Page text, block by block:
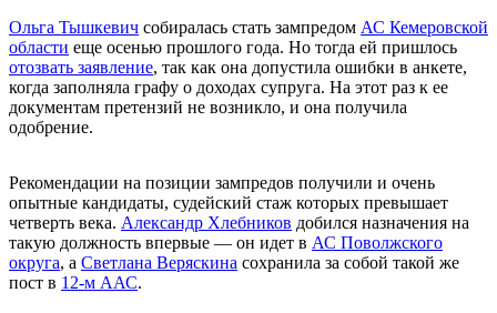
Ольга Тышкевич собиралась стать зампредом АС Кемеровской
области еще осенью прошлого года. Но тогда ей пришлось
отозвать заявление, так как она допустила ошибки в анкете,
когда заполняла графу о доходах супруга. На этот раз к ее
документам претензий не возникло, и она получила
одобрение.
Рекомендации на позиции зампредов получили и очень
опытные кандидаты, судейский стаж которых превышает
четверть века. Александр Хлебников добился назначения на
такую должность впервые — он идет в АС Поволжского
округа, а Светлана Веряскина сохранила за собой такой же
пост в 12-м ААС.